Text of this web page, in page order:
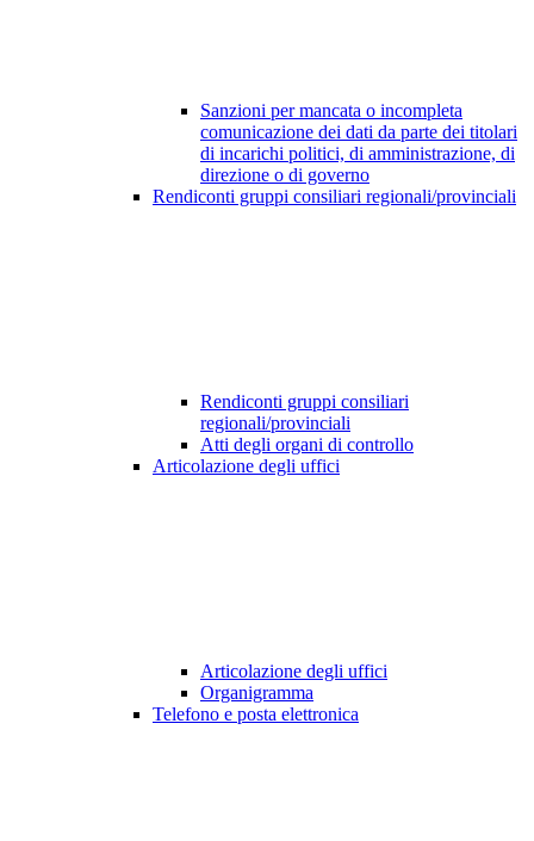
Sanzioni per mancata o incompleta
comunicazione dei dati da parte dei titolari
di incarichi politici, di amministrazione, di
direzione o di governo
Rendiconti gruppi consiliari regionali/provinciali
Rendiconti gruppi consiliari
regionali/provinciali
Atti degli organi di controllo
Articolazione degli uffici
Articolazione degli uffici
Organigramma
Telefono e posta elettronica